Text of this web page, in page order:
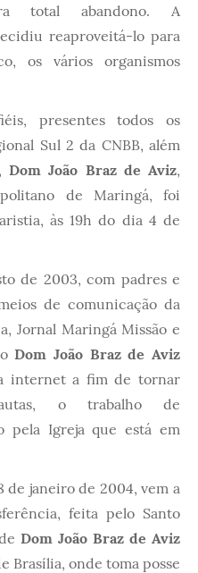
total abandono. A
reaproveitá-lo para
os vários organismos
presentes todos os
Sul 2 da CNBB, além
Dom João Braz de Aviz,
de Maringá, foi
às 19h do dia 4 de
de 2003, com padres e
de comunicação da
Jornal Maringá Missão e
Dom João Braz de Aviz
internet a fim de tornar
o trabalho de
pela Igreja que está em
de janeiro de 2004, vem a
feita pelo Santo
Dom João Braz de Aviz
Brasília, onde toma posse